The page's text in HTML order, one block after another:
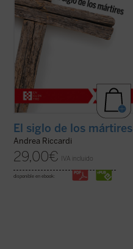
(ver ficha)
El siglo de los mártires
Andrea Riccardi
29,00€ IVA incluido
disponible en ebook: